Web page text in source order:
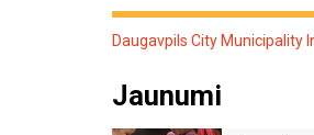
Daugavpils City Municipality
Jaunumi